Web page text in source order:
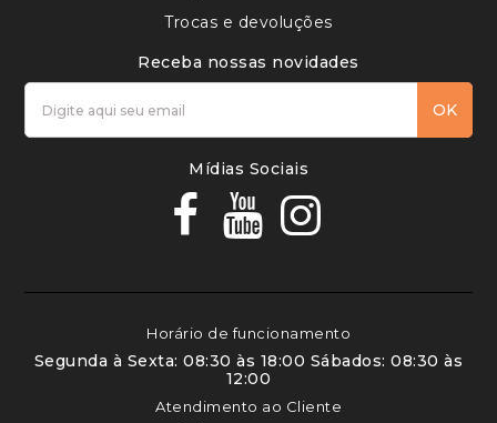
Trocas e devoluções
Receba nossas novidades
OK
Mídias Sociais
Horário de funcionamento
Segunda à Sexta: 08:30 às 18:00 Sábados: 08:30 às
12:00
Atendimento ao Cliente